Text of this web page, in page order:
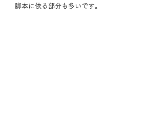
脚本に依る部分も多いです。